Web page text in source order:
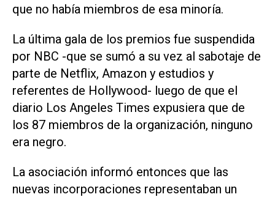
que no había miembros de esa minoría.
La última gala de los premios fue suspendida
por NBC -que se sumó a su vez al sabotaje de
parte de Netflix, Amazon y estudios y
referentes de Hollywood- luego de que el
diario Los Angeles Times expusiera que de
los 87 miembros de la organización, ninguno
era negro.
La asociación informó entonces que las
nuevas incorporaciones representaban un